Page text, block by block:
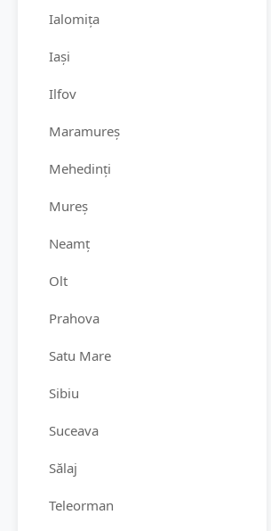
Ialomița
Iași
Ilfov
Maramureș
Mehedinți
Mureș
Neamț
Olt
Prahova
Satu Mare
Sibiu
Suceava
Sălaj
Teleorman